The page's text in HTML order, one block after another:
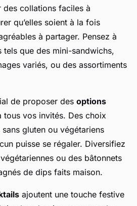
des collations faciles à
qu’elles soient à la fois
à partager. Pensez à
tels que des mini-sandwichs,
variés, ou des assortiments
de proposer des options
tous vos invités. Des choix
gluten ou végétariens
puisse se régaler. Diversifiez
ou des bâtonnets
de dips faits maison.
ajoutent une touche festive